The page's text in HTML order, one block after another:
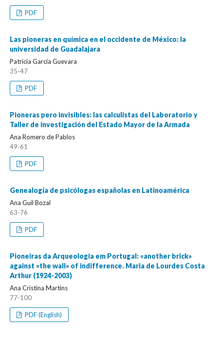
PDF
Las pioneras en química en el occidente de México: la
universidad de Guadalajara
Patricia García Guevara
35-47
PDF
Pioneras pero invisibles: las calculistas del Laboratorio y
Taller de investigación del Estado Mayor de la Armada
Ana Romero de Pablos
49-61
PDF
Genealogía de psicólogas españolas en Latinoamérica
Ana Guil Bozal
63-76
PDF
Pioneiras da Arqueologia em Portugal: «another brick»
against «the wall» of indifference. Maria de Lourdes Costa
Arthur (1924-2003)
Ana Cristina Martins
77-100
PDF (English)